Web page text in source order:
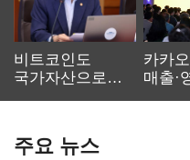
비트코인도
국가자산으로…'
카카
매출·
주요 뉴스